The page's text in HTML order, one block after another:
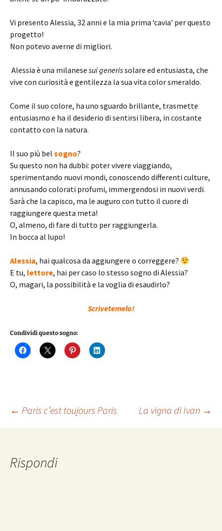
Vi presento Alessia, 32 anni e la mia prima ‘cavia’ per questo
progetto!
Non potevo averne di migliori.
Alessia è una milanese sui generissolare ed entusiasta, che
vive con curiosità e gentilezza la sua vita color smeraldo.
Come il suo colore, ha uno sguardo brillante, trasmette
entusiasmo e ha il desiderio di sentirsi libera, in costante
contatto con la natura.
Il suo più bel sogno?
Su questo non ha dubbi: poter vivere viaggiando,
sperimentando nuovi mondi, conoscendo differenti culture,
annusando colorati profumi, immergendosi in nuovi verdi.
Sarà che la capisco, ma le auguro con tutto il cuore di
raggiungere questa meta!
O, almeno, di fare di tutto per raggiungerla.
In bocca al lupo!
Alessia, hai qualcosa da aggiungere o correggere?
E tu, lettore, hai per caso lo stesso sogno di Alessia?
O, magari, la possibilità e la voglia di esaudirlo?
Scrivetemelo!
Condividi questo sogno:
Navigazione
← Paris c’est toujours Paris La vigna di Ivan →
Rispondi